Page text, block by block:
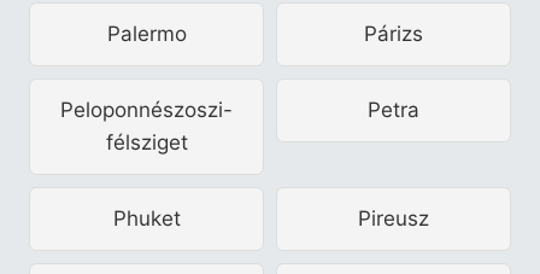
Palermo Párizs
Peloponnészoszi-
félsziget
Petra
Phuket Pireusz